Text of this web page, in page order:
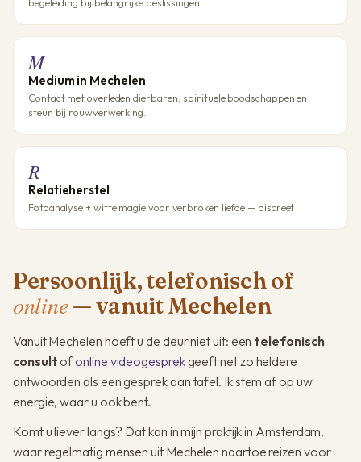
M
Medium in Mechelen
Contact met overleden dierbaren, spirituele boodschappen en
steun bij rouwverwerking.
R
Relatieherstel
Fotoanalyse + witte magie voor verbroken liefde — discreet
Persoonlijk, telefonisch of
online— vanuit Mechelen
Vanuit Mechelen hoeft u de deur niet uit: een telefonisch
consult of online videogesprekgeeft net zo heldere
antwoorden als een gesprek aan tafel. Ik stem af op uw
energie, waar u ook bent.
Komt u liever langs? Dat kan in mijn praktijk in Amsterdam,
waar regelmatig mensen uit Mechelen naartoe reizen voor